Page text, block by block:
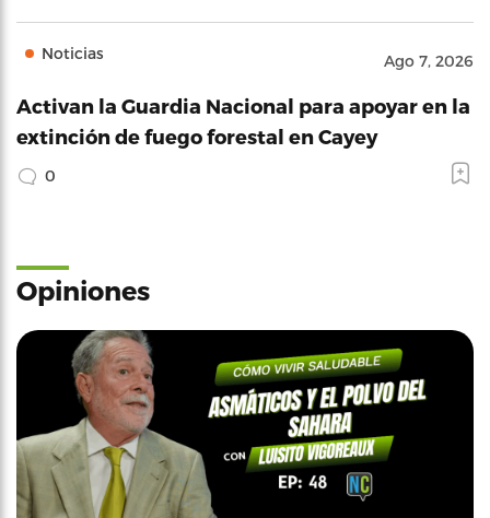
Noticias Ago 7, 2026
Activan la Guardia Nacional para apoyar en la
extinción de fuego forestal en Cayey
0
Opiniones